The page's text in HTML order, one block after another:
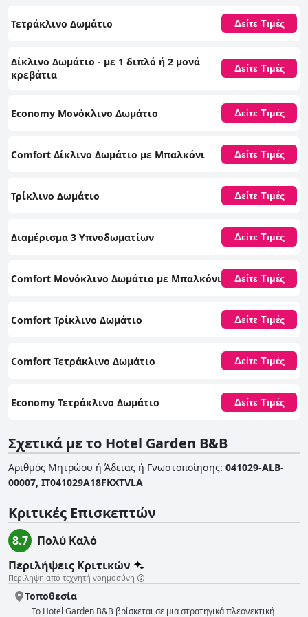
Τετράκλινο Δωμάτιο Δείτε Τιμές
Δίκλινο Δωμάτιο - με 1 διπλό ή 2 μονά
κρεβάτια
Δείτε Τιμές
Economy Μονόκλινο Δωμάτιο Δείτε Τιμές
Comfort Δίκλινο Δωμάτιο με Μπαλκόνι Δείτε Τιμές
Τρίκλινο Δωμάτιο Δείτε Τιμές
Διαμέρισμα 3 Υπνοδωματίων Δείτε Τιμές
Comfort Μονόκλινο Δωμάτιο με Μπαλκόνι Δείτε Τιμές
Comfort Τρίκλινο Δωμάτιο Δείτε Τιμές
Comfort Τετράκλινο Δωμάτιο Δείτε Τιμές
Economy Τετράκλινο Δωμάτιο Δείτε Τιμές
Σχετικά με το Hotel Garden B&B
Αριθμός Μητρώου ή Άδειας ή Γνωστοποίησης: 041029-ALB-
00007, IT041029A18FKXTVLA
Κριτικές Επισκεπτών
8.7
Πολύ Καλό
Περιλήψεις Κριτικών
Περίληψη από τεχνητή νοημοσύνη
Τοποθεσία
Το Hotel Garden B&B βρίσκεται σε μια στρατηγικά πλεονεκτική